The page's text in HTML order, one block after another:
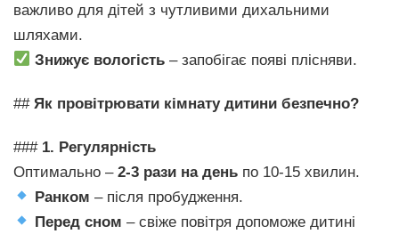
важливо для дітей з чутливими дихальними
шляхами.
Знижує вологість – запобігає появі плісняви.
## Як провітрювати кімнату дитини безпечно?
### 1. Регулярність
Оптимально – 2-3 рази на день по 10-15 хвилин.
Ранком – після пробудження.
Перед сном – свіже повітря допоможе дитині